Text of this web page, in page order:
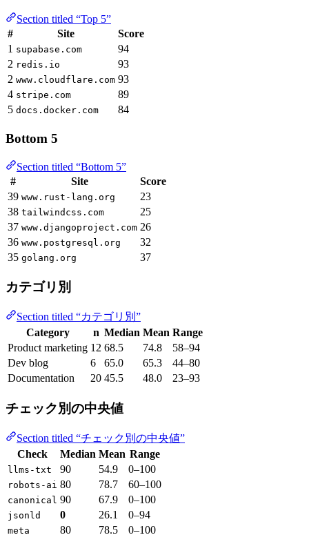
Section titled “Top 5”
#
Site
Score
1 supabase.com
94
2 redis.io
93
2 www.cloudflare.com 93
4 stripe.com
89
5 docs.docker.com 84
Bottom 5
Section titled “Bottom 5”
#
Site
Score
39 www.rust-lang.org
23
38 tailwindcss.com
25
37 www.djangoproject.com 26
36 www.postgresql.org
32
35 golang.org 37
カテゴリ別
Section titled “カテゴリ別”
Category
n Median Mean Range
Product marketing 12 68.5 74.8
58–94
Dev blog
6 65.0 65.3
44–80
Documentation
20 45.5 48.0 23–93
チェック別の中央値
Section titled “チェック別の中央値”
Check
Median Mean Range
llms-txt 90 54.9 0–100
robots-ai 80 78.7 60–100
canonical 90 67.9 0–100
jsonld 0 26.1 0–94
meta 80 78.5 0–100